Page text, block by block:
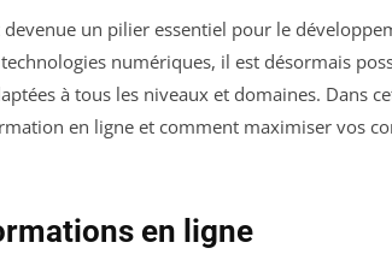
devenue un pilier essentiel pour le
technologies numériques, il est désormais
à tous les niveaux et domaines. Dans
en ligne et comment maximiser vos
en ligne